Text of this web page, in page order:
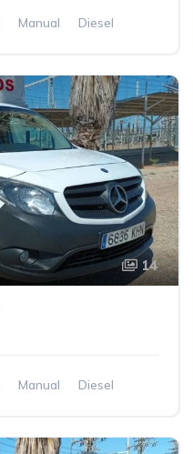
Manual
Diesel
14
Manual
Diesel